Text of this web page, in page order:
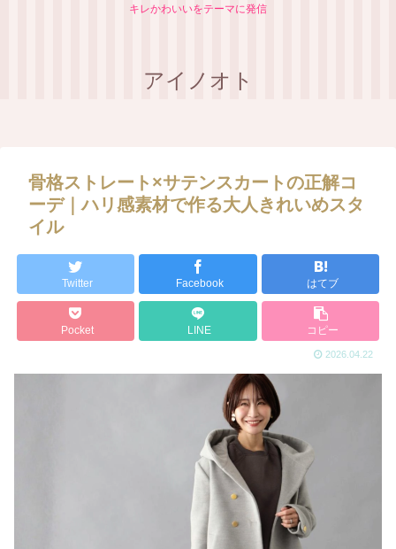
キレかわいいをテーマに発信
アイノオト
骨格ストレート×サテンスカートの正解コ
ーデ｜ハリ感素材で作る大人きれいめスタ
イル
Twitter Facebook はてブ
Pocket LINE コピー
2026.04.22